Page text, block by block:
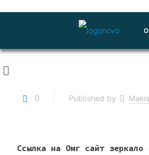
0 Published by
Ссылка на Омг сайт зеркало